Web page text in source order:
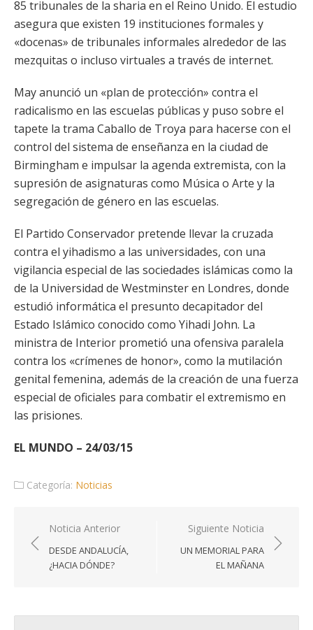
85 tribunales de la sharia en el Reino Unido. El estudio
asegura que existen 19 instituciones formales y
«docenas» de tribunales informales alrededor de las
mezquitas o incluso virtuales a través de internet.
May anunció un «plan de protección» contra el
radicalismo en las escuelas públicas y puso sobre el
tapete la trama Caballo de Troya para hacerse con el
control del sistema de enseñanza en la ciudad de
Birmingham e impulsar la agenda extremista, con la
supresión de asignaturas como Música o Arte y la
segregación de género en las escuelas.
El Partido Conservador pretende llevar la cruzada
contra el yihadismo a las universidades, con una
vigilancia especial de las sociedades islámicas como la
de la Universidad de Westminster en Londres, donde
estudió informática el presunto decapitador del
Estado Islámico conocido como Yihadi John. La
ministra de Interior prometió una ofensiva paralela
contra los «crímenes de honor», como la mutilación
genital femenina, además de la creación de una fuerza
especial de oficiales para combatir el extremismo en
las prisiones.
EL MUNDO – 24/03/15
Categoría: Noticias
Navegación
de
entradas
Noticia Anterior
DESDE ANDALUCÍA,
¿HACIA DÓNDE?
Siguiente Noticia
UN MEMORIAL PARA
EL MAÑANA